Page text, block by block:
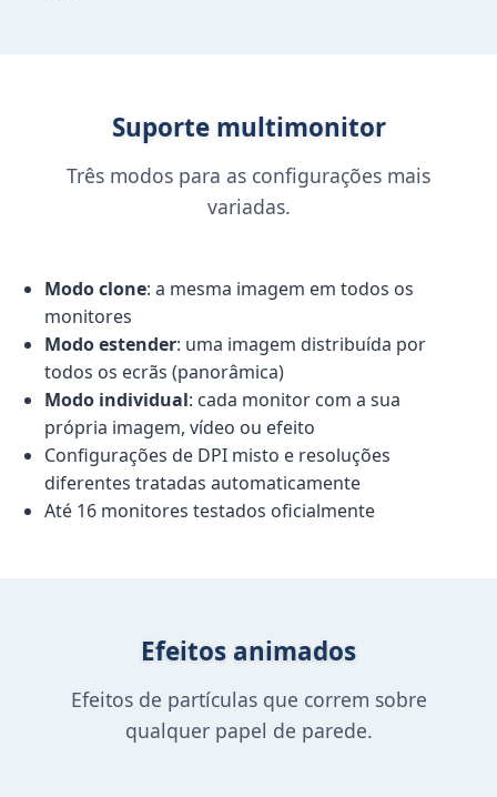
Suporte multimonitor
Três modos para as configurações mais
variadas.
Modo clone: a mesma imagem em todos os
monitores
Modo estender: uma imagem distribuída por
todos os ecrãs (panorâmica)
Modo individual: cada monitor com a sua
própria imagem, vídeo ou efeito
Configurações de DPI misto e resoluções
diferentes tratadas automaticamente
Até 16 monitores testados oficialmente
Efeitos animados
Efeitos de partículas que correm sobre
qualquer papel de parede.